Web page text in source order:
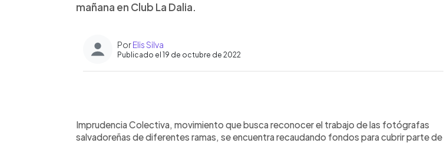
mañana en Club La Dalia.
PorElis Silva
Publicado el 19 de octubre de 2022
► Escuchar artículo
Imprudencia Colectiva, movimiento que busca reconocer el trabajo de las fotógrafas
salvadoreñas de diferentes ramas, se encuentra recaudando fondos para cubrir parte de